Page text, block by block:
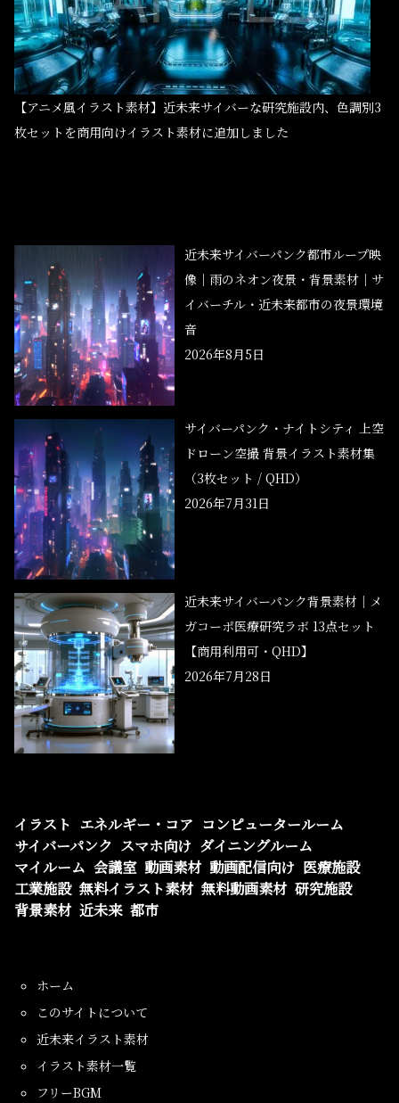
【アニメ風イラスト素材】近未来サイバーな研究施設内、色調別3
枚セットを商用向けイラスト素材に追加しました
近未来サイバーパンク都市ループ映
像｜雨のネオン夜景・背景素材｜サ
イバーチル・近未来都市の夜景環境
音
2026年8月5日
サイバーパンク・ナイトシティ 上空
ドローン空撮 背景イラスト素材集
（3枚セット / QHD）
2026年7月31日
近未来サイバーパンク背景素材｜メ
ガコーポ医療研究ラボ 13点セット
【商用利用可・QHD】
2026年7月28日
イラスト エネルギー・コア コンピュータールーム
サイバーパンク スマホ向け ダイニングルーム
マイルーム 会議室 動画素材 動画配信向け 医療施設
工業施設 無料イラスト素材 無料動画素材 研究施設
背景素材 近未来 都市
ホーム
このサイトについて
近未来イラスト素材
イラスト素材一覧
フリーBGM